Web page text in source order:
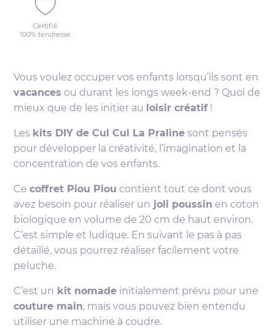
Certifié
100% tendresse
Vous voulez occuper vos enfants lorsqu’ils sont en
vacances ou durant les longs week-end ? Quoi de
mieux que de les initier au loisir créatif!
Les kits DIY de Cul Cul La Praline sont pensés
pour développer la créativité, l’imagination et la
concentration de vos enfants.
Cecoffret Piou Piou contient tout ce dont vous
avez besoin pour réaliser un joli poussin en coton
biologique en volume de 20 cm de haut environ.
C’est simple et ludique. En suivant le pas à pas
détaillé, vous pourrez réaliser facilement votre
peluche.
C’est un kit nomade initialement prévu pour une
couture main, mais vous pouvez bien entendu
utiliser une machine à coudre.